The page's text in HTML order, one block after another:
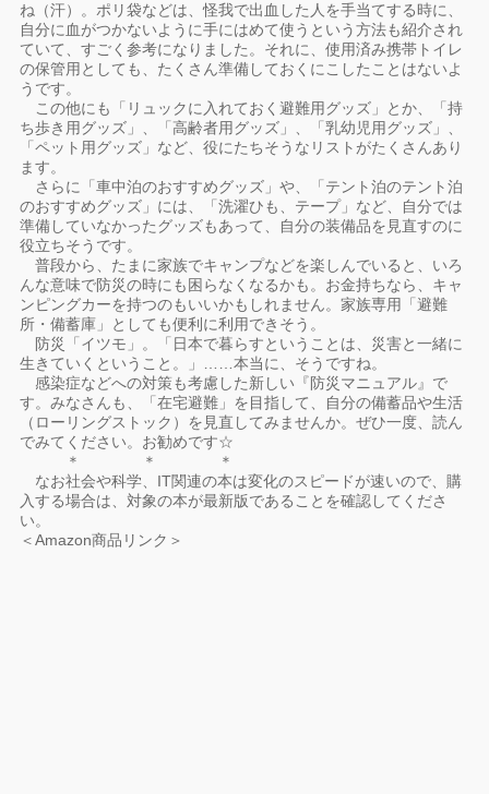
ね（汗）。ポリ袋などは、怪我で出血した人を手当てする時に、
自分に血がつかないように手にはめて使うという方法も紹介され
ていて、すごく参考になりました。それに、使用済み携帯トイレ
の保管用としても、たくさん準備しておくにこしたことはないよ
うです。
この他にも「リュックに入れておく避難用グッズ」とか、「持
ち歩き用グッズ」、「高齢者用グッズ」、「乳幼児用グッズ」、
「ペット用グッズ」など、役にたちそうなリストがたくさんあり
ます。
さらに「車中泊のおすすめグッズ」や、「テント泊のテント泊
のおすすめグッズ」には、「洗濯ひも、テープ」など、自分では
準備していなかったグッズもあって、自分の装備品を見直すのに
役立ちそうです。
普段から、たまに家族でキャンプなどを楽しんでいると、いろ
んな意味で防災の時にも困らなくなるかも。お金持ちなら、キャ
ンピングカーを持つのもいいかもしれません。家族専用「避難
所・備蓄庫」としても便利に利用できそう。
防災「イツモ」。「日本で暮らすということは、災害と一緒に
生きていくということ。」……本当に、そうですね。
感染症などへの対策も考慮した新しい『防災マニュアル』で
す。みなさんも、「在宅避難」を目指して、自分の備蓄品や生活
（ローリングストック）を見直してみませんか。ぜひ一度、読ん
でみてください。お勧めです☆
＊ ＊ ＊
なお社会や科学、IT関連の本は変化のスピードが速いので、購
入する場合は、対象の本が最新版であることを確認してくださ
い。
＜Amazon商品リンク＞